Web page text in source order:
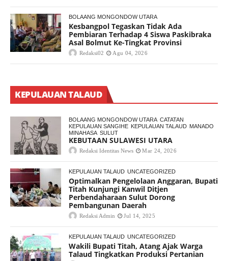
BOLAANG MONGONDOW UTARA
Kesbangpol Tegaskan Tidak Ada
Pembiaran Terhadap 4 Siswa Paskibraka
Asal Bolmut Ke-Tingkat Provinsi
Redaksi02 Agu 04, 2026
KEPULAUAN TALAUD
BOLAANG MONGONDOW UTARA CATATAN
KEPULAUAN SANGIHE KEPULAUAN TALAUD MANADO
MINAHASA SULUT
KEBUTAAN SULAWESI UTARA
Redaksi Identitas News Mar 24, 2026
KEPULAUAN TALAUD UNCATEGORIZED
Optimalkan Pengelolaan Anggaran, Bupati
Titah Kunjungi Kanwil Ditjen
Perbendaharaan Sulut Dorong
Pembangunan Daerah
Redaksi Admin Jul 14, 2025
KEPULAUAN TALAUD UNCATEGORIZED
Wakili Bupati Titah, Atang Ajak Warga
Talaud Tingkatkan Produksi Pertanian